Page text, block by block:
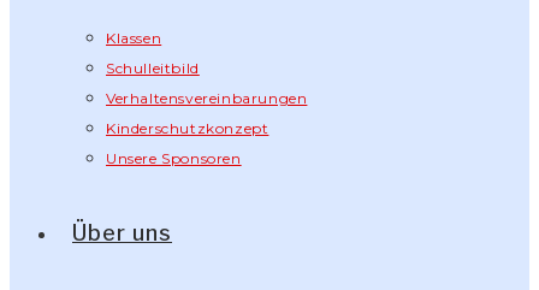
Klassen
Schulleitbild
Verhaltensvereinbarungen
Kinderschutzkonzept
Unsere Sponsoren
Über uns